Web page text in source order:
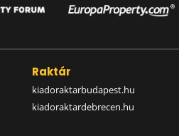
Raktár
kiadoraktarbudapest.hu
kiadoraktardebrecen.hu